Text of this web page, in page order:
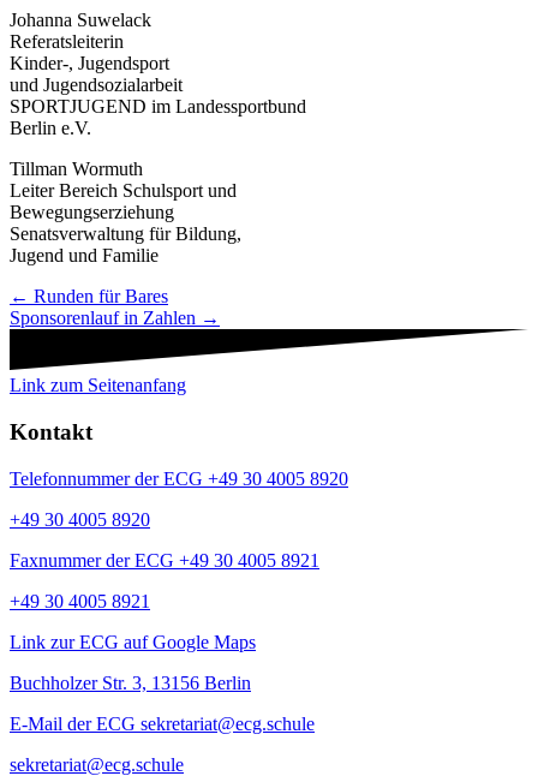
Johanna Suwelack
Referatsleiterin
Kinder-, Jugendsport
und Jugendsozialarbeit
SPORTJUGEND im Landessportbund
Berlin e.V.
Tillman Wormuth
Leiter Bereich Schulsport und
Bewegungserziehung
Senatsverwaltung für Bildung,
Jugend und Familie
Navigation
Beiträge
← Runden für Bares
Sponsorenlauf in Zahlen →
Link zum Seitenanfang
Kontakt
Telefonnummer der ECG +49 30 4005 8920
+49 30 4005 8920
Faxnummer der ECG +49 30 4005 8921
+49 30 4005 8921
Link zur ECG auf Google Maps
Buchholzer Str. 3, 13156 Berlin
E-Mail der ECG sekretariat@ecg.schule
sekretariat@ecg.schule